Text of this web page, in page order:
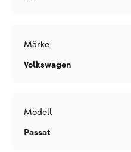
Märke
Volkswagen
Modell
Passat